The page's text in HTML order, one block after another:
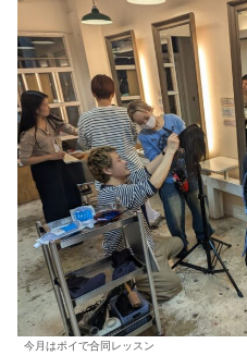
今月はポイで合同レッスン